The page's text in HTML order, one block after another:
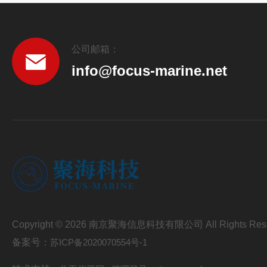
公司邮箱：
info@focus-marine.net
Copyright © 2026 南京聚海信息科技有限公司 All Rights
备案号： 苏ICP备2020070554号-1